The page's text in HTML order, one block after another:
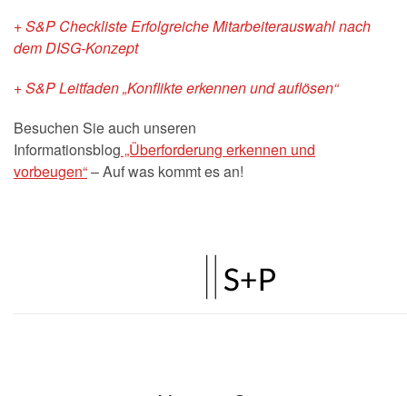
+ S&P Checkliste Erfolgreiche Mitarbeiterauswahl nach
dem DISG-Konzept
+ S&P Leitfaden „Konflikte erkennen und auflösen“
Besuchen Sie auch unseren
Informationsblog „Überforderung erkennen und
vorbeugen“– Auf was kommt es an!